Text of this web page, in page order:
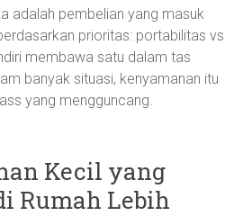
adalah pembelian yang masuk
prioritas: portabilitas vs
membawa satu dalam tas
banyak situasi, kenyamanan itu
yang mengguncang.
Kecil yang
Rumah Lebih